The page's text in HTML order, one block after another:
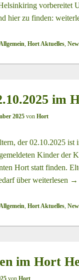
vorbereitet
hier zu finden:
Allgemein Hort Aktuelles
im
2025 von Hort
der 02.10.2025 ist
Kinder der
Hort statt finden.
überweiterlesen →
Allgemein Hort Aktuelles
im Hort
von Hort